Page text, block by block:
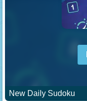
New Daily Sudoku